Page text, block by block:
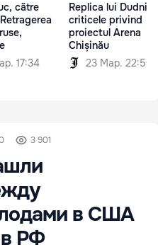
către
17:34
Replica lui Dudnic
criticele privind
proiectul Arena
Chișinău
23 Мар. 22:50
3 901
в США
РФ